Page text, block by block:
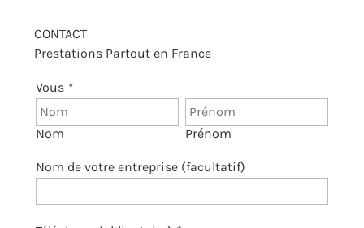
CONTACT
Prestations Partout en France
Vous *
Nom Prénom
Nom de votre entreprise (facultatif)